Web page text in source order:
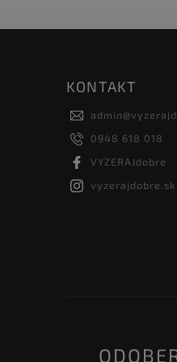
KONTAKT
admin@
0948 618 018
VYZERAJdobre
vyzerajdobre.sk